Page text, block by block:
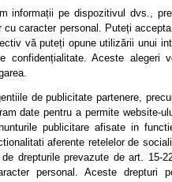
POLITICĂ DE
Nici o instituţie sau persoană
informații pe dispozitivul dvs.,
caracter personal. Puteți
vă puteți opune utilizării unui
confidențialitate. Aceste alegeri
de publicitate partenere,
date pentru a permite website-
publicitare afisate in
aferente retelelor de
drepturile prevazute de art. 15-
personal. Aceste drepturi